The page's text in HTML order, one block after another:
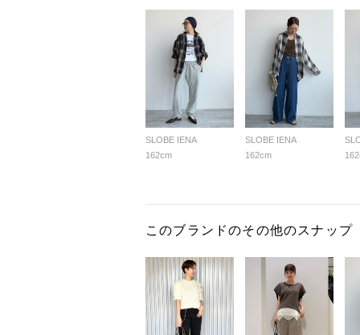
SLOBE IENA
162cm
SLOBE IENA
162cm
このブランドのその他のスナップ